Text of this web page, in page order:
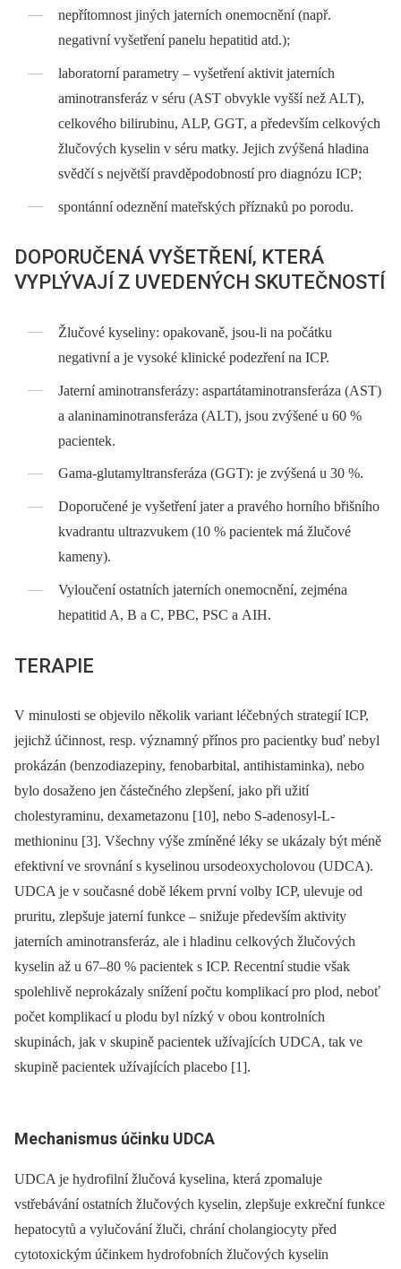
nepřítomnost jiných jaterních onemocnění (např.
negativní vyšetření panelu hepatitid atd.);
laboratorní parametry –⁠ vyšetření aktivit jaterních
aminotransferáz v séru (AST obvykle vyšší než ALT),
celkového bilirubinu, ALP, GGT, a především celkových
žlučových kyselin v séru matky. Jejich zvýšená hladina
svědčí s největší pravděpodobností pro diagnózu ICP;
spontánní odeznění mateřských příznaků po porodu.
DOPORUČENÁ VYŠETŘENÍ, KTERÁ
VYPLÝVAJÍ Z UVEDENÝCH SKUTEČNOSTÍ
Žlučové kyseliny: opakovaně, jsou-li na počátku
negativní a je vysoké klinické podezření na ICP.
Jaterní aminotransferázy: aspartátaminotransferáza (AST)
a alaninaminotransferáza (ALT), jsou zvýšené u 60 %
pacientek.
Gama-glutamyltransferáza (GGT): je zvýšená u 30 %.
Doporučené je vyšetření jater a pravého horního břišního
kvadrantu ultrazvukem (10 % pacientek má žlučové
kameny).
Vyloučení ostatních jaterních onemocnění, zejména
hepatitid A, B a C, PBC, PSC a AIH.
TERAPIE
V minulosti se objevilo několik variant léčebných strategií ICP,
jejichž účinnost, resp. významný přínos pro pacientky buď nebyl
prokázán (benzodiazepiny, fenobarbital, antihistaminka), nebo
bylo dosaženo jen částečného zlepšení, jako při užití
cholestyraminu, dexametazonu [10], nebo S-adenosyl-L-
methioninu [3]. Všechny výše zmíněné léky se ukázaly být méně
efektivní ve srovnání s kyselinou ursodeoxycholovou (UDCA).
UDCA je v současné době lékem první volby ICP, ulevuje od
pruritu, zlepšuje jaterní funkce –⁠ snižuje především aktivity
jaterních aminotransferáz, ale i hladinu celkových žlučových
kyselin až u 67–80 % pacientek s ICP. Recentní studie však
spolehlivě neprokázaly snížení počtu komplikací pro plod, neboť
počet komplikací u plodu byl nízký v obou kontrolních
skupinách, jak v skupině pacientek užívajících UDCA, tak ve
skupině pacientek užívajících placebo [1].
Mechanismus účinku UDCA
UDCA je hydrofilní žlučová kyselina, která zpomaluje
vstřebávání ostatních žlučových kyselin, zlepšuje exkreční funkce
hepatocytů a vylučování žluči, chrání cholangiocyty před
cytotoxickým účinkem hydrofobních žlučových kyselin